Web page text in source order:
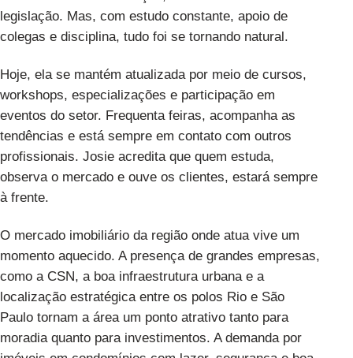
legislação. Mas, com estudo constante, apoio de
colegas e disciplina, tudo foi se tornando natural.
Hoje, ela se mantém atualizada por meio de cursos,
workshops, especializações e participação em
eventos do setor. Frequenta feiras, acompanha as
tendências e está sempre em contato com outros
profissionais. Josie acredita que quem estuda,
observa o mercado e ouve os clientes, estará sempre
à frente.
O mercado imobiliário da região onde atua vive um
momento aquecido. A presença de grandes empresas,
como a CSN, a boa infraestrutura urbana e a
localização estratégica entre os polos Rio e São
Paulo tornam a área um ponto atrativo tanto para
moradia quanto para investimentos. A demanda por